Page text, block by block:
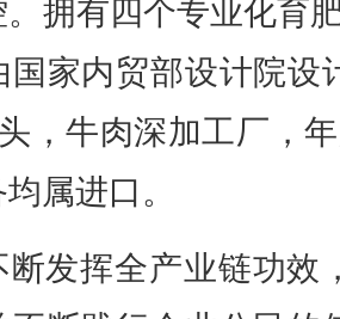
拥有四个专业化育
国家内贸部设计院设
，牛肉深加工厂，
属进口。
断发挥全产业链功效